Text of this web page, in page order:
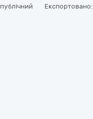
публічний Експортовано: